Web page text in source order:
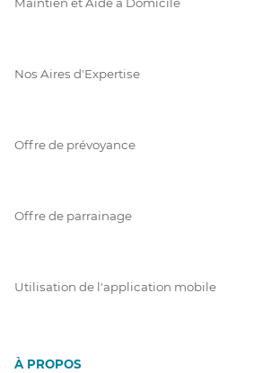
Nos Aires d'Expertise
Offre de prévoyance
Offre de parrainage
Utilisation de l'application mobile
À PROPOS